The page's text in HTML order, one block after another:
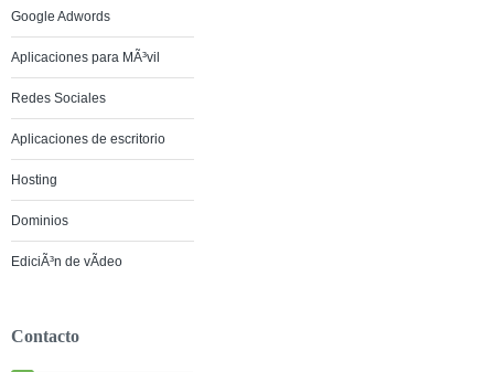
Google Adwords
Aplicaciones para MÃ³vil
Redes Sociales
Aplicaciones de escritorio
Hosting
Dominios
EdiciÃ³n de vÃ­deo
Contacto